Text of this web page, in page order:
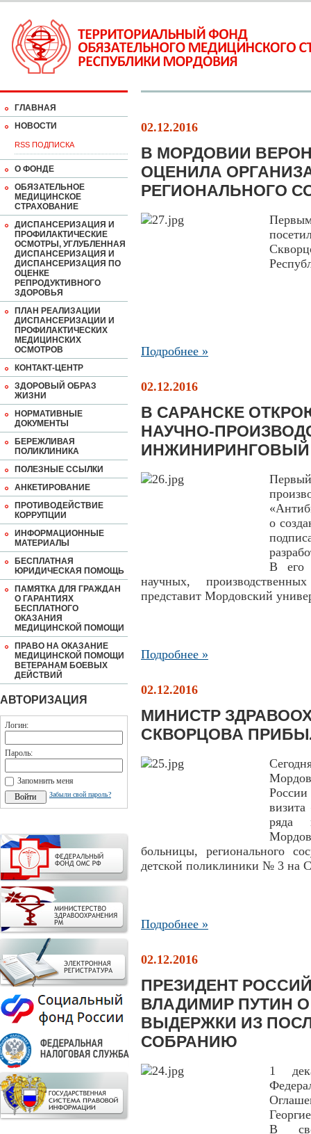
ГЛАВНАЯ
НОВОСТИ
RSS ПОДПИСКА
О ФОНДЕ
ОБЯЗАТЕЛЬНОЕ
МЕДИЦИНСКОЕ
СТРАХОВАНИЕ
ДИСПАНСЕРИЗАЦИЯ И
ПРОФИЛАКТИЧЕСКИЕ
ОСМОТРЫ, УГЛУБЛЕННАЯ
ДИСПАНСЕРИЗАЦИЯ И
ДИСПАНСЕРИЗАЦИЯ ПО
ОЦЕНКЕ
РЕПРОДУКТИВНОГО
ЗДОРОВЬЯ
ПЛАН РЕАЛИЗАЦИИ
ДИСПАНСЕРИЗАЦИИ И
ПРОФИЛАКТИЧЕСКИХ
МЕДИЦИНСКИХ
ОСМОТРОВ
КОНТАКТ-ЦЕНТР
ЗДОРОВЫЙ ОБРАЗ
ЖИЗНИ
НОРМАТИВНЫЕ
ДОКУМЕНТЫ
БЕРЕЖЛИВАЯ
ПОЛИКЛИНИКА
ПОЛЕЗНЫЕ ССЫЛКИ
АНКЕТИРОВАНИЕ
ПРОТИВОДЕЙСТВИЕ
КОРРУПЦИИ
ИНФОРМАЦИОННЫЕ
МАТЕРИАЛЫ
БЕСПЛАТНАЯ
ЮРИДИЧЕСКАЯ ПОМОЩЬ
ПАМЯТКА ДЛЯ ГРАЖДАН
О ГАРАНТИЯХ
БЕСПЛАТНОГО
ОКАЗАНИЯ
МЕДИЦИНСКОЙ ПОМОЩИ
ПРАВО НА ОКАЗАНИЕ
МЕДИЦИНСКОЙ ПОМОЩИ
ВЕТЕРАНАМ БОЕВЫХ
ДЕЙСТВИЙ
АВТОРИЗАЦИЯ
Логин:
Пароль:
Запомнить меня
Забыли свой пароль?
02.12.2016
В МОРДОВИИ
ОЦЕНИЛА
РЕГИОНАЛЬНОГО
Подробнее »
02.12.2016
В САРАНСКЕ
НАУЧНО-
ИНЖИНИРИНГОВЫЙ
о
В его
научных,
представит Мордовский
Подробнее »
02.12.2016
МИНИСТР
СКВОРЦОВА
ряда
больницы, регионального
детской поликлиники № 3 на
Подробнее »
02.12.2016
ПРЕЗИДЕНТ
ВЛАДИМИР ПУТИН
ВЫДЕРЖКИ ИЗ
СОБРАНИЮ
1
В